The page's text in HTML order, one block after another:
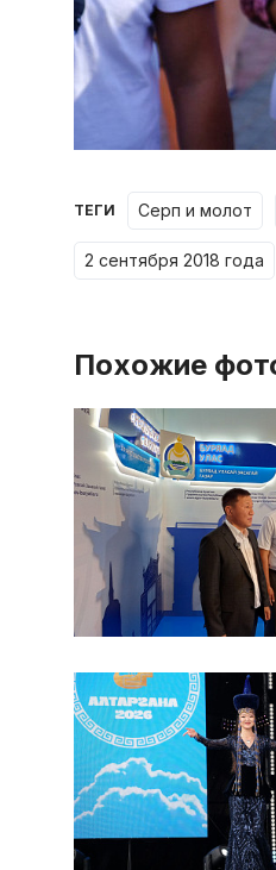
ТЕГИ серп и молот
2 сентября 2018 года
Похожие